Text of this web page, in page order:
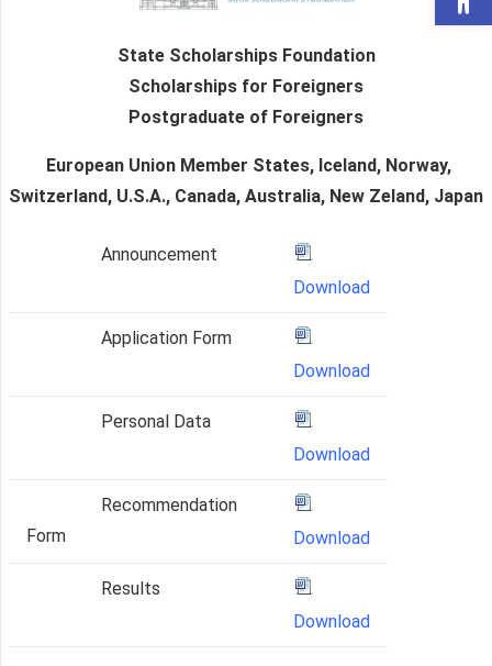
State Scholarships Foundation
Scholarships for Foreigners
Postgraduate of Foreigners
European Union Member States, Iceland, Norway,
Switzerland, U.S.A., Canada, Australia, New Zeland, Japan
Announcement
Download
Application Form
Download
Personal Data
Download
Recommendation
Form
Download
Results
Download